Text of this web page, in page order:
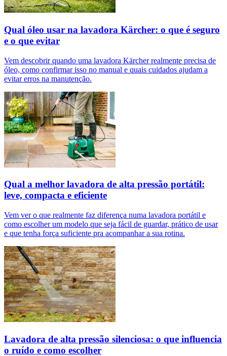
Qual óleo usar na lavadora Kärcher: o que é seguro
e o que evitar
Vem descobrir quando uma lavadora Kärcher realmente precisa de
óleo, como confirmar isso no manual e quais cuidados ajudam a
evitar erros na manutenção.
Qual a melhor lavadora de alta pressão portátil:
leve, compacta e eficiente
Vem ver o que realmente faz diferença numa lavadora portátil e
como escolher um modelo que seja fácil de guardar, prático de usar
e que tenha força suficiente pra acompanhar a sua rotina.
Lavadora de alta pressão silenciosa: o que influencia
o ruído e como escolher